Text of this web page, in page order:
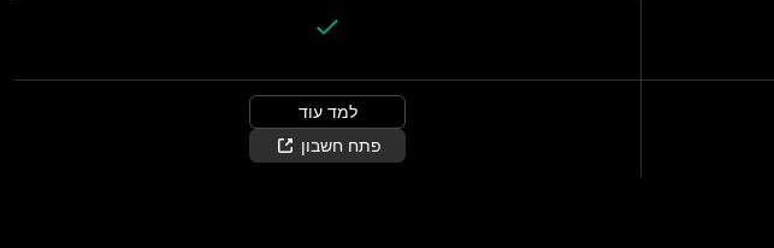
למד עוד
פתח חשבון